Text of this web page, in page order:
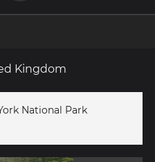
Kingdom
National Park